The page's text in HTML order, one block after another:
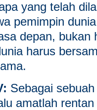
yang telah
pemimpin
depan, bukan
harus
Sebagai
amatlah